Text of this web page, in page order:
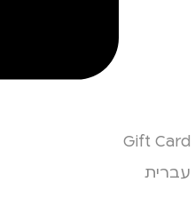
Gift Card
עברית